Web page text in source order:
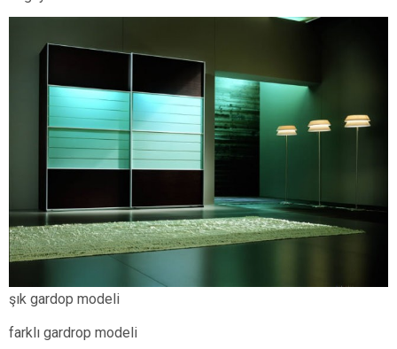
şık gardop modeli
farklı gardrop modeli